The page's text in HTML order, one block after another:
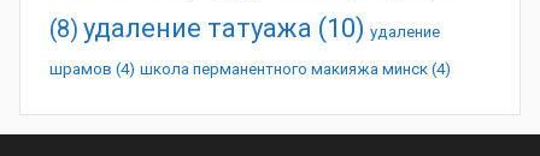
(8) удаление татуажа (10) удаление
шрамов (4) школа перманентного макияжа минск (4)